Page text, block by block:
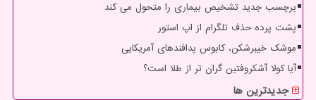
برچسب جدید تشخیص بیماری را متحول می کند
پشت پرده حذف تلگرام از اپ استور
موشک خیبرشکن، کابوس پدافندهای آمریکایی
آیا کولا آشکروفتین گران تر از طلا است؟
جدیدترین ها